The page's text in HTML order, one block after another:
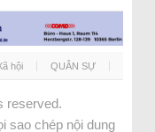
hội QUÂN SỰ
reserved.
sao chép nội dung